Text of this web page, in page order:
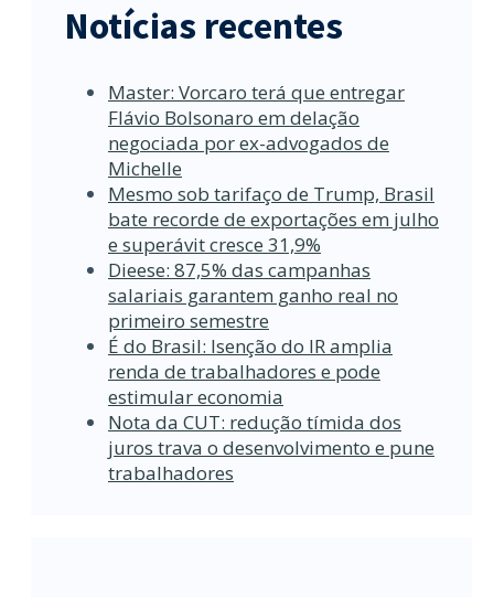
Notícias recentes
Master: Vorcaro terá que entregar
Flávio Bolsonaro em delação
negociada por ex-advogados de
Michelle
Mesmo sob tarifaço de Trump, Brasil
bate recorde de exportações em julho
e superávit cresce 31,9%
Dieese: 87,5% das campanhas
salariais garantem ganho real no
primeiro semestre
É do Brasil: Isenção do IR amplia
renda de trabalhadores e pode
estimular economia
Nota da CUT: redução tímida dos
juros trava o desenvolvimento e pune
trabalhadores